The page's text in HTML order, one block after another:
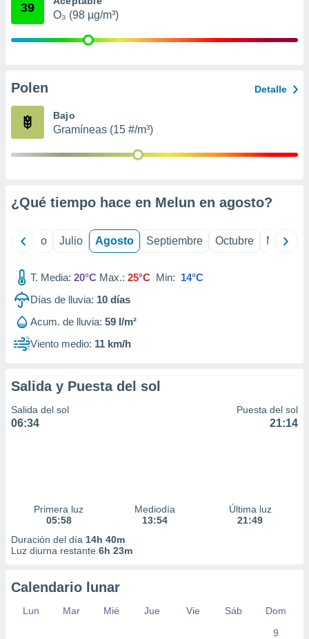
publicidad
de
1199
39
O₃ (98 µg/m³)
Polen Detalle
Bajo
Gramíneas (15 #/m³)
¿Qué tiempo hace en Melun en agosto?
Junio Julio Agosto Septiembre Octubre
T. Media: 20°C Max.: 25°C Min: 14°C
Días de lluvia: 10 días
Acum. de lluvia: 59 l/m²
Viento medio: 11 km/h
Salida y Puesta del sol
Salida del sol
06:34
Puesta del sol
21:14
Primera luz
05:58
Mediodía
13:54
Última luz
21:49
Duración del día 14h 40m
Luz diurna restante 6h 23m
Calendario lunar
Lun Mar Mié Jue Vie Sáb
Dom
9